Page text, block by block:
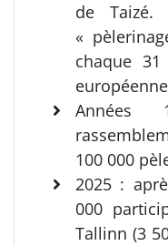
de
«
chaque
100 000
2025 :
000
Tallinn (3